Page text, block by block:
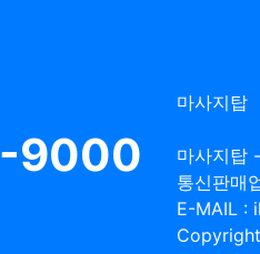
9000
마사지탑
마사지탑
통신판매
E-MAIL :